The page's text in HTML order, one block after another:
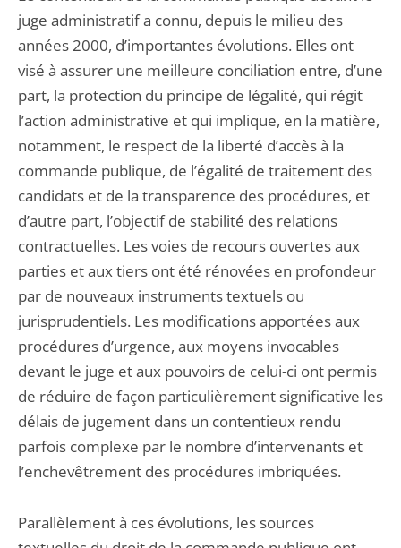
juge administratif a connu, depuis le milieu des
années 2000, d’importantes évolutions. Elles ont
visé à assurer une meilleure conciliation entre, d’une
part, la protection du principe de légalité, qui régit
l’action administrative et qui implique, en la matière,
notamment, le respect de la liberté d’accès à la
commande publique, de l’égalité de traitement des
candidats et de la transparence des procédures, et
d’autre part, l’objectif de stabilité des relations
contractuelles. Les voies de recours ouvertes aux
parties et aux tiers ont été rénovées en profondeur
par de nouveaux instruments textuels ou
jurisprudentiels. Les modifications apportées aux
procédures d’urgence, aux moyens invocables
devant le juge et aux pouvoirs de celui-ci ont permis
de réduire de façon particulièrement significative les
délais de jugement dans un contentieux rendu
parfois complexe par le nombre d’intervenants et
l’enchevêtrement des procédures imbriquées.
Parallèlement à ces évolutions, les sources